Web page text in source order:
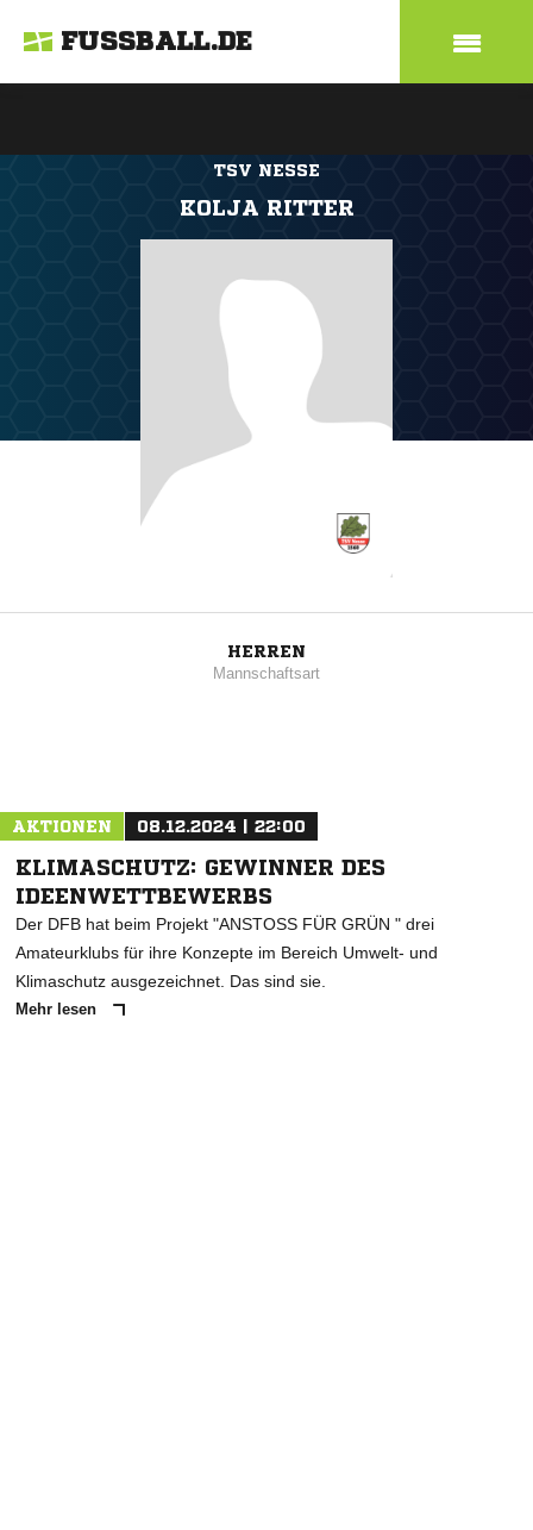
FUSSBALL.DE
TSV NESSE
KOLJA RITTER
HERREN
Mannschaftsart
AKTIONEN 08.12.2024 | 22:00
KLIMASCHUTZ: GEWINNER DES
IDEENWETTBEWERBS
Der DFB hat beim Projekt "ANSTOSS FÜR GRÜN " drei
Amateurklubs für ihre Konzepte im Bereich Umwelt- und
Klimaschutz ausgezeichnet. Das sind sie.
Mehr lesen